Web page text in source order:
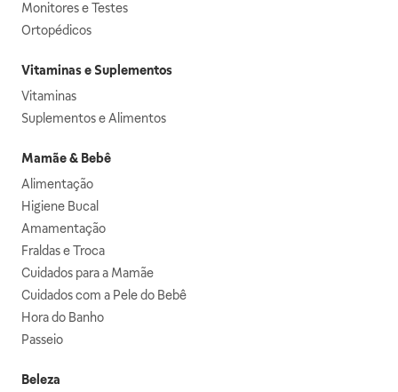
Monitores e Testes
Ortopédicos
Vitaminas e Suplementos
Vitaminas
Suplementos e Alimentos
Mamãe & Bebê
Alimentação
Higiene Bucal
Amamentação
Fraldas e Troca
Cuidados para a Mamãe
Cuidados com a Pele do Bebê
Hora do Banho
Passeio
Beleza